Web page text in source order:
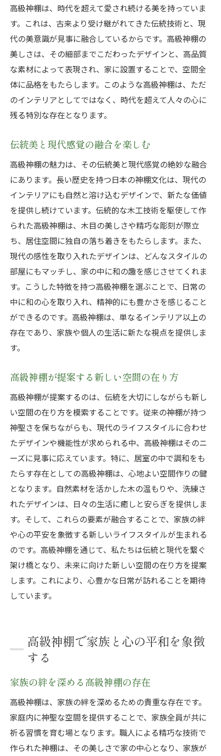
高級神棚は、時代を超えて愛され続ける美を持っていま
す。これは、古来より受け継がれてきた伝統技術と、現
代の美意識が見事に融合しているからです。高級神棚の
美しさは、その細部までこだわったデザインと、高品質
な素材によって表現され、家に設置することで、空間全
体に品格をもたらします。このような高級神棚は、ただ
のインテリアとしてではなく、時代を超えて人々の心に
残る特別な存在となります。
伝統美と現代感覚の融合を楽しむ
高級神棚の魅力は、その伝統美と現代感覚の絶妙な融合
にあります。長い歴史を持つ日本の神棚文化は、現代の
インテリアにも自然と溶け込むデザインで、新たな価値
を提供し続けています。伝統的な木工技術を駆使して作
られた高級神棚は、木目の美しさや精巧な彫刻が際立
ち、居住空間に独自の落ち着きをもたらします。また、
現代の感性を取り入れたデザインは、どんなスタイルの
部屋にもマッチし、家の中に和の趣を感じさせてくれま
す。こうした特徴を持つ高級神棚を選ぶことで、日常の
中に和の心を取り入れ、精神的にも豊かさを感じること
ができるのです。高級神棚は、単なるインテリア以上の
存在であり、家族や個人の生活に新たな視点を提供しま
す。
高級神棚が提案する新しい空間の在り方
高級神棚が提案するのは、伝統を大切にしながらも新し
い空間の在り方を模索することです。従来の神棚が持つ
神聖さを保ちながらも、現代のライフスタイルに合わせ
たデザインや機能性が求められる中、高級神棚はそのニ
ーズに見事に応えています。特に、居室の中で調和をも
たらす存在としての高級神棚は、心地よい空間作りの鍵
となります。自然素材を活かした木の温もりや、洗練さ
れたデザインは、日々の生活に癒しと安らぎを提供しま
す。そして、これらの要素が融合することで、家族の絆
や心の平安を象徴する新しいライフスタイルが生まれる
のです。高級神棚を通じて、私たちは伝統と現代を繋ぐ
架け橋となり、未来に向けた新しい空間の在り方を提案
します。これにより、心豊かな日常が訪れることを期待
しています。
高級神棚で家族と心の平和を象徴
する
家族の絆を深める高級神棚の存在
高級神棚は、家族の絆を深めるための貴重な存在です。
家庭内に神聖な空間を提供することで、家族全員が共に
祈る習慣を育む場となります。職人による精巧な技術で
作られた神棚は、その美しさで家の中心となり、家族が